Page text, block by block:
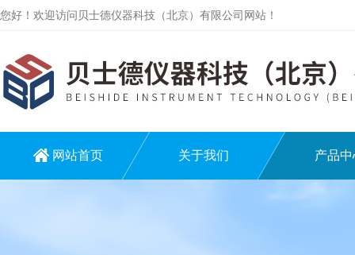
您好！欢迎访问贝士德仪器科技（北京）有限公司网站！
网站首页 关于我们 产品中